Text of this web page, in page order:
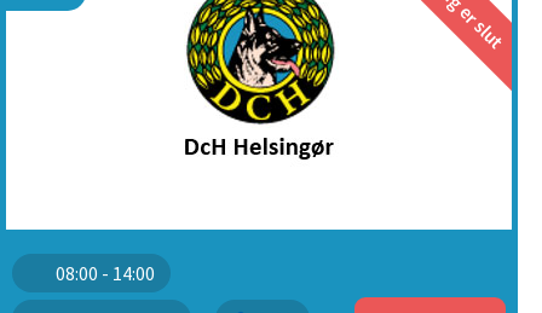
08:00 - 14:00